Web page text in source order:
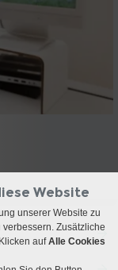
Website
unserer Website zu
Zusätzliche
aufAlle Cookies